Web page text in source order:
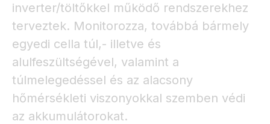
inverter/töltőkkel működő rendszerekhez
terveztek. Monitorozza, továbbá bármely
egyedi cella túl,- illetve és
alulfeszültségével, valamint a
túlmelegedéssel és az alacsony
hőmérsékleti viszonyokkal szemben védi
az akkumulátorokat.